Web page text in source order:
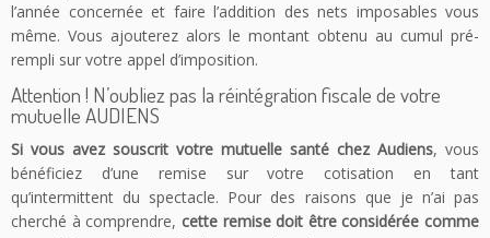
l’année concernée et faire l’addition des nets imposables vous
même. Vous ajouterez alors le montant obtenu au cumul pré-
rempli sur votre appel d’imposition.
Attention ! N’oubliez pas la réintégration fiscale de votre
mutuelle AUDIENS
Si vous avez souscrit votre mutuelle santé chez Audiens, vous
bénéficiez d’une remise sur votre cotisation en tant
qu’intermittent du spectacle. Pour des raisons que je n’ai pas
cherché à comprendre, cette remise doit être considérée comme